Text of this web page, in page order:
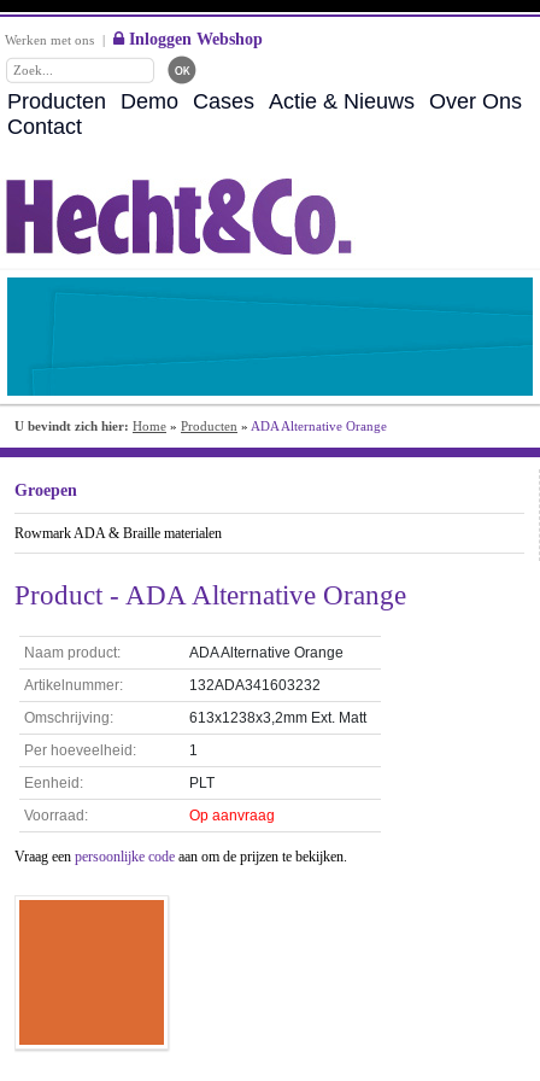
Werken met ons | Inloggen Webshop
Producten Demo Cases Actie & Nieuws Over Ons
Contact
U bevindt zich hier: Home » Producten » ADA Alternative Orange
Groepen
Rowmark ADA & Braille materialen
Product - ADA Alternative Orange
Naam product:
ADA Alternative Orange
Artikelnummer:
132ADA341603232
Omschrijving:
613x1238x3,2mm Ext. Matt
Per hoeveelheid:
1
Eenheid:
PLT
Voorraad:
Op aanvraag
Vraag een persoonlijke code aan om de prijzen te bekijken.